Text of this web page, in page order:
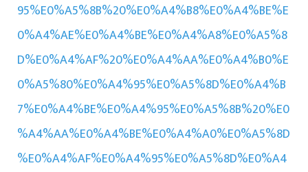
95%E0%A5%8B%20%E0%A4%B8%E0%A4%BE%E
0%A4%AE%E0%A4%BE%E0%A4%A8%E0%A5%8
D%E0%A4%AF%20%E0%A4%AA%E0%A4%B0%E
0%A5%80%E0%A4%95%E0%A5%8D%E0%A4%B
7%E0%A4%BE%E0%A4%95%E0%A5%8B%20%E0
%A4%AA%E0%A4%BE%E0%A4%A0%E0%A5%8D
%E0%A4%AF%E0%A4%95%E0%A5%8D%E0%A4